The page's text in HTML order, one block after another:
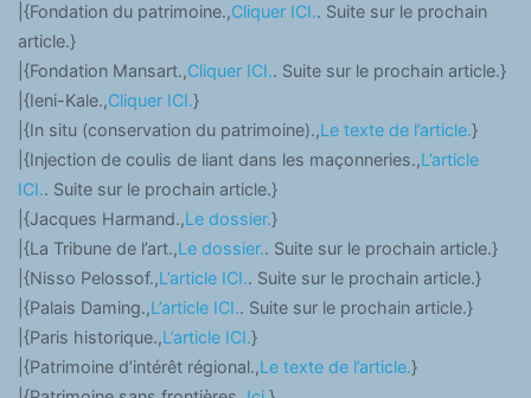
|{Fondation du patrimoine.,Cliquer ICI.. Suite sur le prochain
article.}
|{Fondation Mansart.,Cliquer ICI.. Suite sur le prochain article.}
|{Ieni-Kale.,Cliquer ICI.}
|{In situ (conservation du patrimoine).,Le texte de l’article.}
|{Injection de coulis de liant dans les maçonneries.,L’article
ICI.. Suite sur le prochain article.}
|{Jacques Harmand.,Le dossier.}
|{La Tribune de l’art.,Le dossier.. Suite sur le prochain article.}
|{Nisso Pelossof.,L’article ICI.. Suite sur le prochain article.}
|{Palais Daming.,L’article ICI.. Suite sur le prochain article.}
|{Paris historique.,L’article ICI.}
|{Patrimoine d’intérêt régional.,Le texte de l’article.}